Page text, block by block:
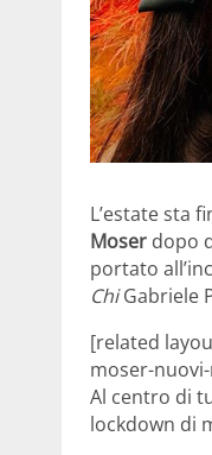
L’estate sta
Moser dopo
portato
ChiGabriele
[related
moser-
Al centro di
lockdown di